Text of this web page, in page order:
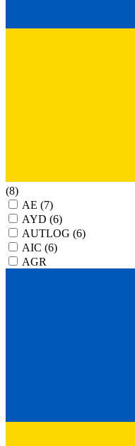
(8)
AE (7)
AYD (6)
AUTLOG (6)
AIC (6)
AGR